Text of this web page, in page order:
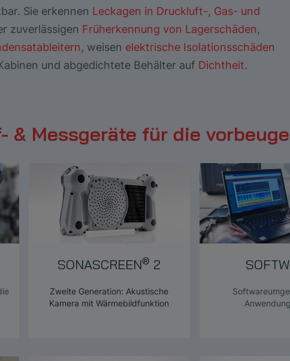
Sie erkennen Leckagen in Druckluft-, Gas- und
zuverlässigen Früherkennung von Lagerschäden,
, weisen elektrische Isolationsschäden
und abgedichtete Behälter auf Dichtheit.
& Messgeräte für die
SONASCREEN® 2
Zweite Generation: Akustische
Kamera mit Wärmebildfunktion